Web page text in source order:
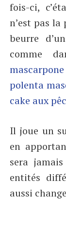
fois-ci,
n’est pas
beurre
comme
polenta
cake aux
Il joue un
en
sera
entités
aussi